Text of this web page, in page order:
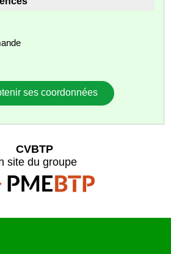
ses coordonnées
CVBTP
site du groupe